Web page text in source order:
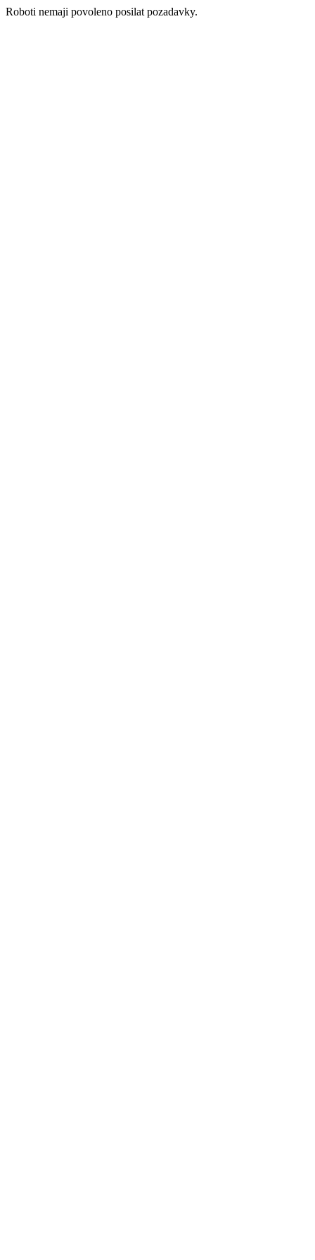
Roboti nemaji povoleno posilat pozadavky.